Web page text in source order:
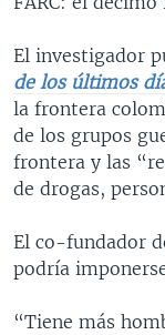
El investigador
de los últimos
la frontera
de los grupos
frontera y las
de drogas,
El co-fundador
podría
“Tiene más